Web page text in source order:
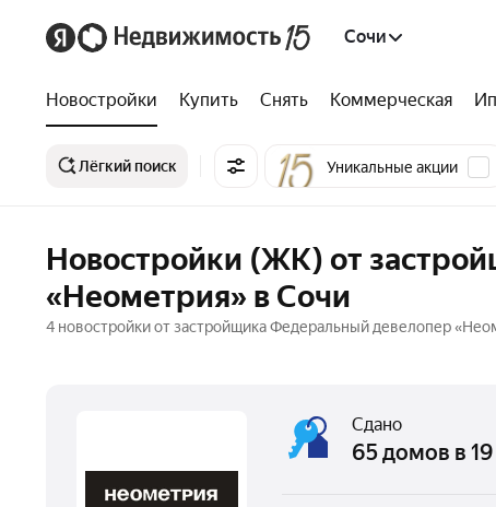
Сочи
Новостройки Купить Снять Коммерческая
Лёгкий поиск Уникальные акции
Новостройки (ЖК) от
«Неометрия» в Сочи
4 новостройки от застройщика Федеральный девелопер
Сдано
65 домов в